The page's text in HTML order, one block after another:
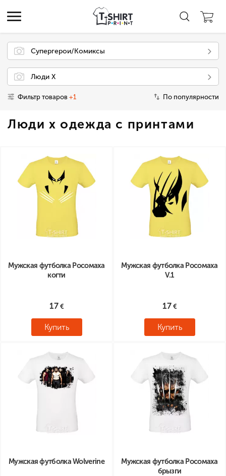
Супергерои/Комиксы
Люди Х
Фильтр товаров +1 По популярности
Люди х одежда с принтами
Мужская футболка Росомаха
когти
17
Купить
Мужская футболка Росомаха
V.1
17
Купить
Мужская футболка Wolverine
Мужская футболка Росомаха
брызги